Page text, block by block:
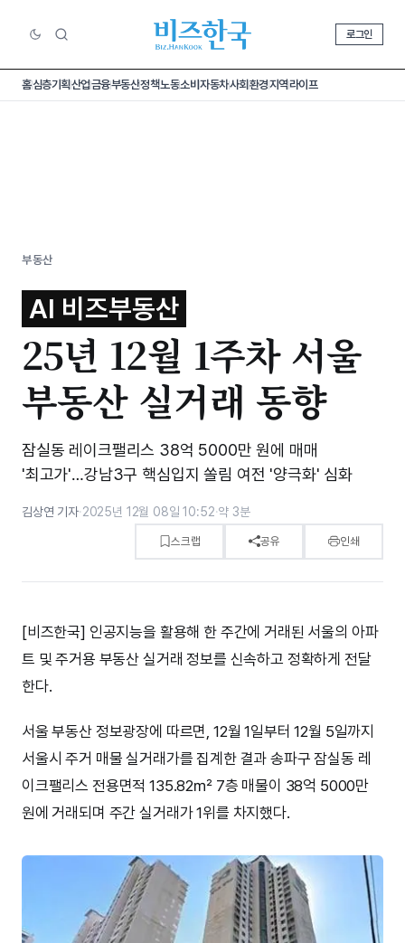
로그인
홈심층기획산업금융부동산정책노동소비 자동차사회환경지역라이프
부동산
AI 비즈부동산
25년 12월 1주차 서울
부동산 실거래 동향
잠실동 레이크팰리스 38억 5000만 원에 매매
'최고가'…강남3구 핵심입지 쏠림 여전 '양극화' 심화
김상연 기자·2025년 12월 08일 10:52·약 3분
스크랩 공유 인쇄
[비즈한국] 인공지능을 활용해 한 주간에 거래된 서울의 아파
트 및 주거용 부동산 실거래 정보를 신속하고 정확하게 전달
한다.
서울 부동산 정보광장에 따르면, 12월 1일부터 12월 5일까지
서울시 주거 매물 실거래가를 집계한 결과 송파구 잠실동 레
이크팰리스 전용면적 135.82㎡ 7층 매물이 38억 5000만
원에 거래되며 주간 실거래가 1위를 차지했다.